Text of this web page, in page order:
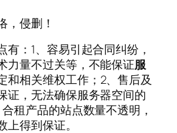
，侵删！
有：1、容易引起合同纠纷，
力量不过关等，不能保证服
和相关维权工作；2、售后及
证，无法确保服务器空间的
租产品的站点数量不透明，
上得到保证。